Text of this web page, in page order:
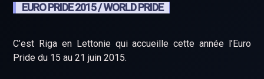
EURO PRIDE 2015 / WORLD PRIDE
C’est Riga en Lettonie qui accueille cette année l’Euro
Pride du 15 au 21 juin 2015.